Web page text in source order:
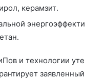
керамзит․
и технологии